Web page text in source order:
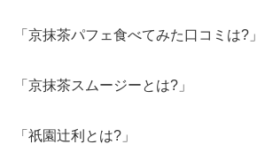
「京抹茶パフェ食べてみた口コミは?」
「京抹茶スムージーとは?」
「祇園辻利とは?」